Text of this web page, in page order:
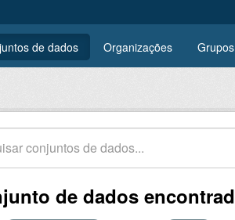
de dados Organizações Grupos
de dados